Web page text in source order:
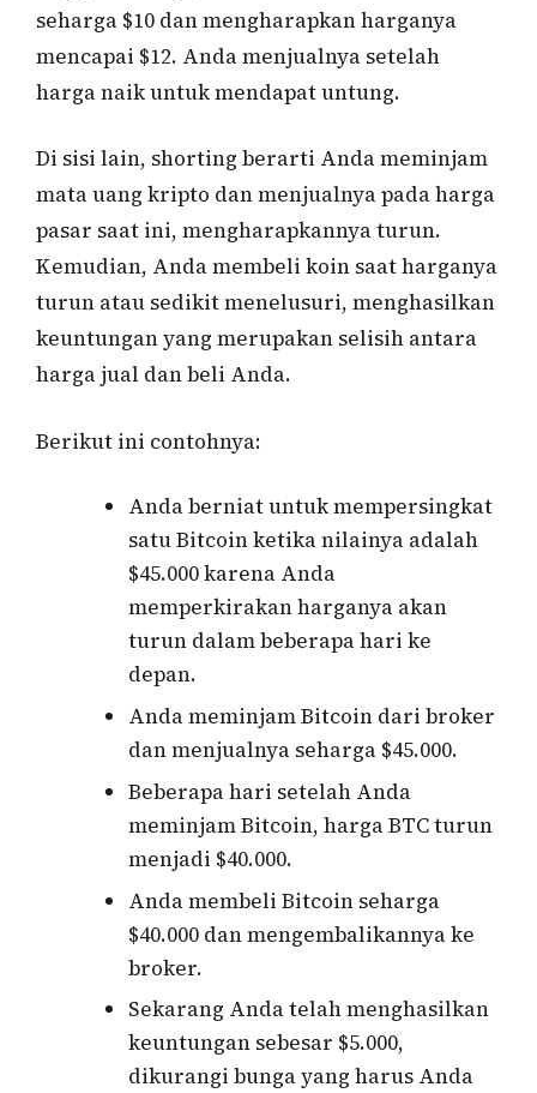
seharga $10 dan mengharapkan harganya
mencapai $12. Anda menjualnya setelah
harga naik untuk mendapat untung.
Di sisi lain, shorting berarti Anda meminjam
mata uang kripto dan menjualnya pada harga
pasar saat ini, mengharapkannya turun.
Kemudian, Anda membeli koin saat harganya
turun atau sedikit menelusuri, menghasilkan
keuntungan yang merupakan selisih antara
harga jual dan beli Anda.
Berikut ini contohnya:
Anda berniat untuk mempersingkat
satu Bitcoin ketika nilainya adalah
$45.000 karena Anda
memperkirakan harganya akan
turun dalam beberapa hari ke
depan.
Anda meminjam Bitcoin dari broker
dan menjualnya seharga $45.000.
Beberapa hari setelah Anda
meminjam Bitcoin, harga BTC turun
menjadi $40.000.
Anda membeli Bitcoin seharga
$40.000 dan mengembalikannya ke
broker.
Sekarang Anda telah menghasilkan
keuntungan sebesar $5.000,
dikurangi bunga yang harus Anda